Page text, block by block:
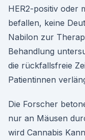
HER2-positiv oder
befallen, keine
Nabilon zur
Behandlung
die rückfallsfreie
Patientinnen
Die Forscher
nur an Mäusen
wird Cannabis